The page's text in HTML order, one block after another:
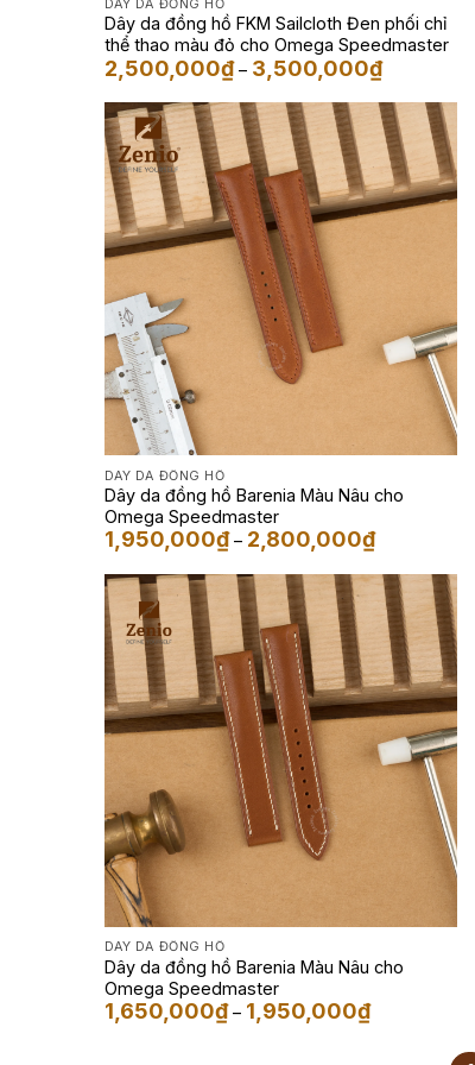
DÂY DA ĐỒNG HỒ
Dây da đồng hồ FKM Sailcloth Đen phối chỉ
thể thao màu đỏ cho Omega Speedmaster
2,500,000₫ – 3,500,000₫Khoảng
giá:
từ
2,500,000₫
đến
3,500,000₫
DÂY DA ĐỒNG HỒ
Dây da đồng hồ Barenia Màu Nâu cho
Omega Speedmaster
1,950,000₫ – 2,800,000₫Khoảng
giá:
1,950,000₫
đến
2,800,000₫
DÂY DA ĐỒNG HỒ
Dây da đồng hồ Barenia Màu Nâu cho
Omega Speedmaster
1,650,000₫ – 1,950,000₫Khoảng
giá:
1,650,000₫